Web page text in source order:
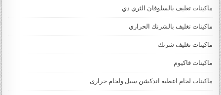
ماكينات تغليف بالسلوفان الثري دي
ماكينات تغليف بالشرنك الحراري
ماكينات تغليف شرنك
ماكينات فاكيوم
ماكينات لحام اغطية اندكشن سيل ولحام حرارى